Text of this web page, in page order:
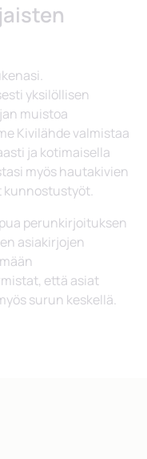
yksilöllisen
muistoa
Kivilähde valmistaa
ja kotimaisella
myös hautakivien
kunnostustyöt.
perunkirjoituksen
asiakirjojen
että asiat
surun keskellä.